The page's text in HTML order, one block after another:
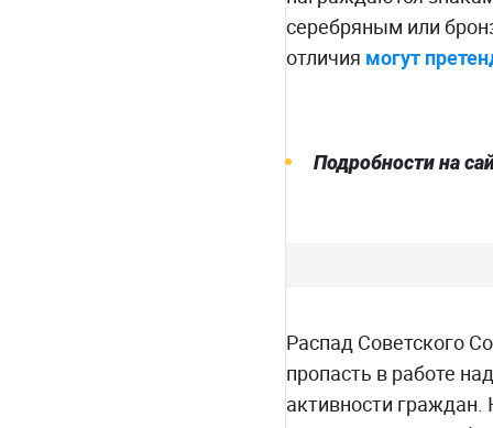
серебряным или
отличия могут
Подробности на
Распад Советского
пропасть в работе
активности